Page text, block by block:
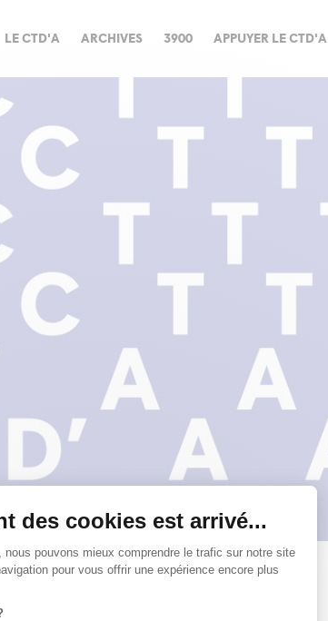
LE CTD'A ARCHIVES 3900 APPUYER LE CTD'A
interprétation